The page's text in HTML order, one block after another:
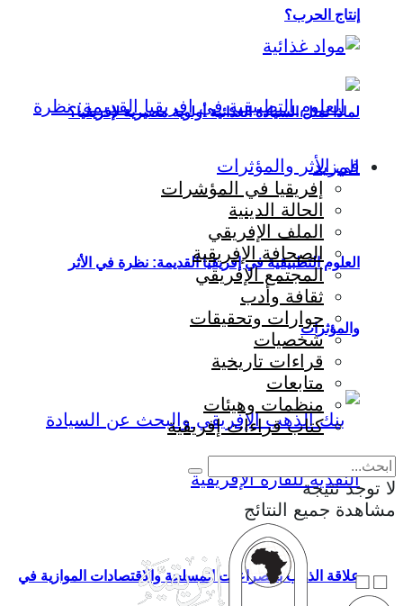
إنتاج الحرب؟
العلوم التطبيقية في إفريقيا القديمة: نظرة في الأثر
والمؤثرات
علاقة الذهب بالصراعات المسلحة والاقتصادات الموازية في
لماذا تمثل السيادة الغذائية أولوية مصيرية لإفريقيا؟
المزيد
إفريقيا في المؤشرات
الحالة الدينية
الملف الإفريقي
الصحافة الإفريقية
المجتمع الإفريقي
ثقافة وأدب
حوارات وتحقيقات
شخصيات
قراءات تاريخية
متابعات
منظمات وهيئات
كتاب قراءات إفريقية
لا توجد نتيجة
مشاهدة جميع النتائج